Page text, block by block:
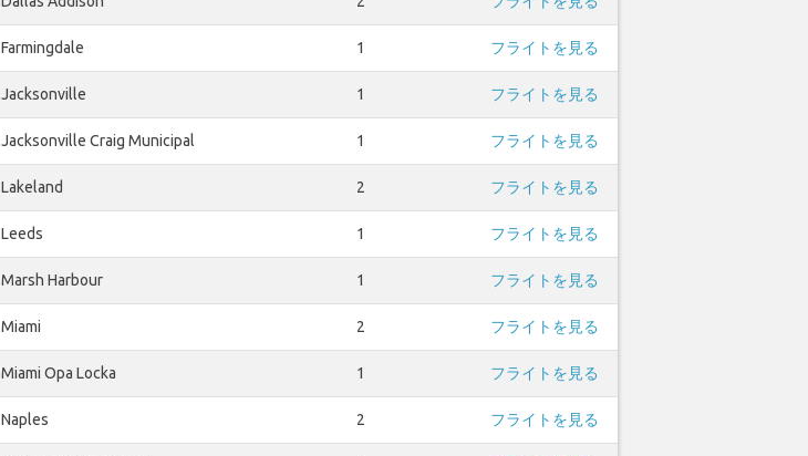
Farmingdale 1 フライトを見る
Jacksonville 1 フライトを見る
Jacksonville Craig Municipal 1 フライトを見る
Lakeland 2 フライトを見る
Leeds 1 フライトを見る
Marsh Harbour 1 フライトを見る
Miami 2 フライトを見る
Miami Opa Locka 1 フライトを見る
Naples 2 フライトを見る